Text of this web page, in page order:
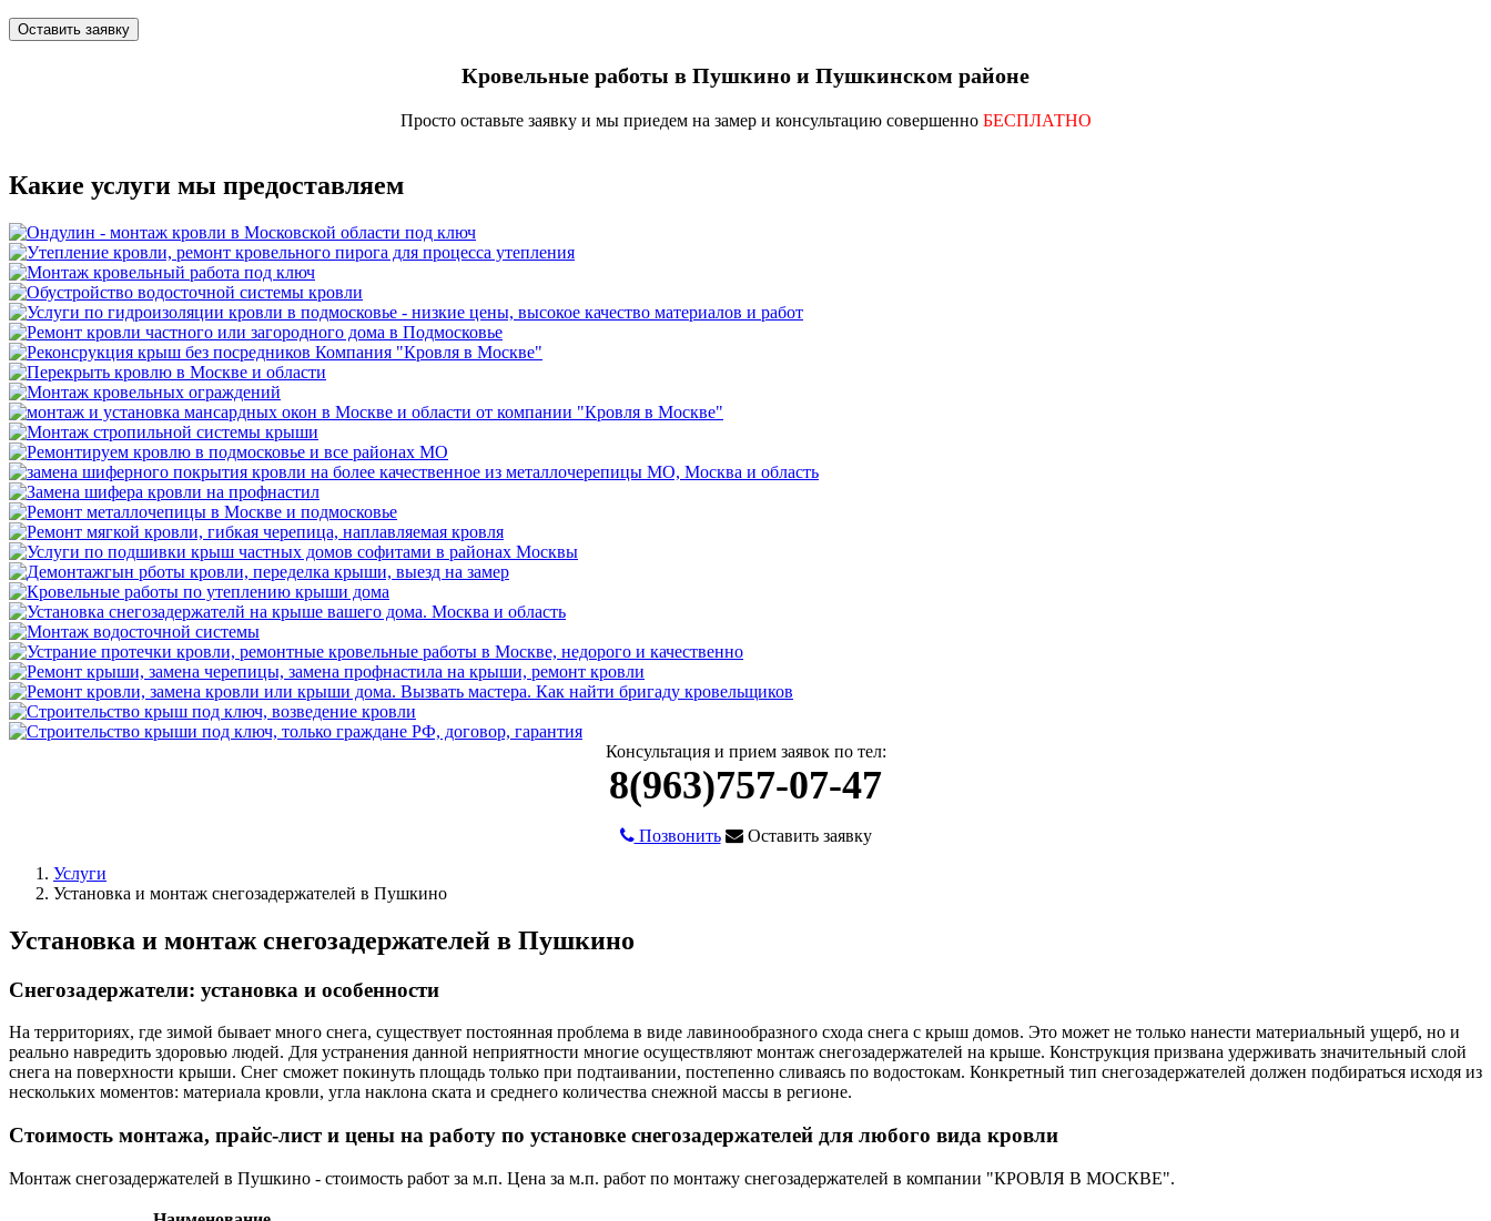
Оставить заявку
Кровельные работы в Пушкино и Пушкинском районе
Просто оставьте заявкуи мы приедем на замер и консультацию совершенно БЕСПЛАТНО
Какие услуги мы предоставляем
Консультация и прием заявок по тел:
8(963)757-07-47
Позвонить
Оставить заявку
Услуги
Установка и монтаж снегозадержателей в Пушкино
Установка и монтаж снегозадержателей в Пушкино
Снегозадержатели: установка и особенности
На территориях, где зимой бывает много снега, существует постоянная проблема в виде лавинообразного схода снега с крыш домов. Это может не только нанести материальный ущерб, но и
реально навредить здоровью людей. Для устранения данной неприятности многие осуществляют монтаж снегозадержателей на крыше. Конструкция призвана удерживать значительный слой
снега на поверхности крыши. Снег сможет покинуть площадь только при подтаивании, постепенно сливаясь по водостокам. Конкретный тип снегозадержателей должен подбираться исходя из
нескольких моментов: материала кровли, угла наклона ската и среднего количества снежной массы в регионе.
Стоимость монтажа, прайс-лист и цены на работу по установке снегозадержателей для любого вида кровли
Монтаж снегозадержателей в Пушкино - стоимость работ за м.п. Цена за м.п. работ по монтажу снегозадержателей в компании "КРОВЛЯ В МОСКВЕ".